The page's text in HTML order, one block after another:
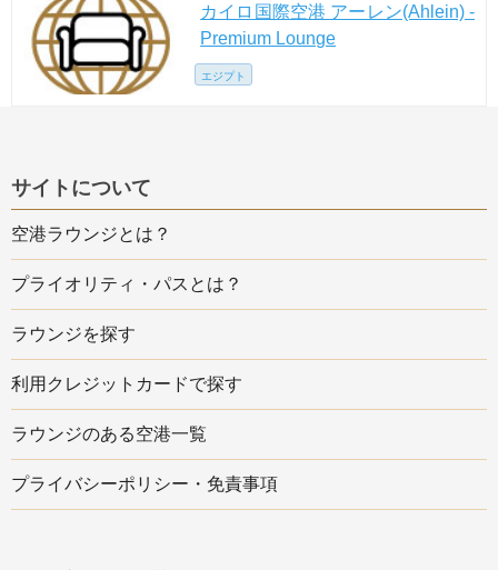
カイロ国際空港 アーレン(Ahlein) -
Premium Lounge
エジプト
サイトについて
空港ラウンジとは？
プライオリティ・パスとは？
ラウンジを探す
利用クレジットカードで探す
ラウンジのある空港一覧
プライバシーポリシー・免責事項